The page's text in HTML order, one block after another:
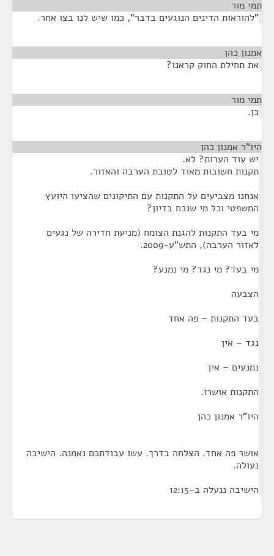
מור ¶
הדינים הנוגעים בדבר", כמו שיש לנו בצו אחר.
כהן
תחילת החוק קראנו?
מור ¶
אמנון כהן
עוד הערות? לא.
חשובות מאוד לטובת הערבה והאזור.
מצביעים על התקנות עם התיקונים שהציעו היועץ
וכל מי שנכח בדיון?
בעד התקנות להגנת הצומח (מניעת חדירה של נגעים
הערבה), התש"ע-2009.
בעד? מי נגד? מי נמנע?
התקנות – פה אחד
– אין
– אין
אושרו.
אמנון כהן
פה אחד. הצלחה בדרך. עשו עבודתכם נאמנה. הישיבה
ננעלה ב-12:15